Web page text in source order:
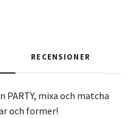
RECENSIONER
mixa och matcha
och former!